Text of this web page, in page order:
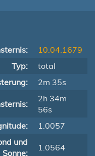
10.04.1679
Typ:
total
2m 35s
2h 34m
56s
1.0057
und
Sonne:
1.0564